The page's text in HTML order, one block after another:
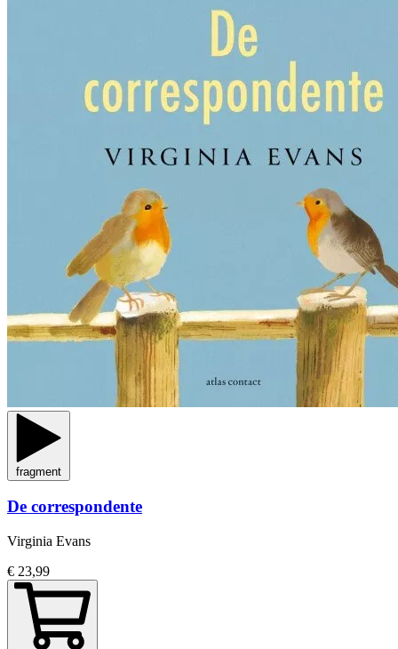
fragment
De correspondente
Virginia Evans
€ 23,99